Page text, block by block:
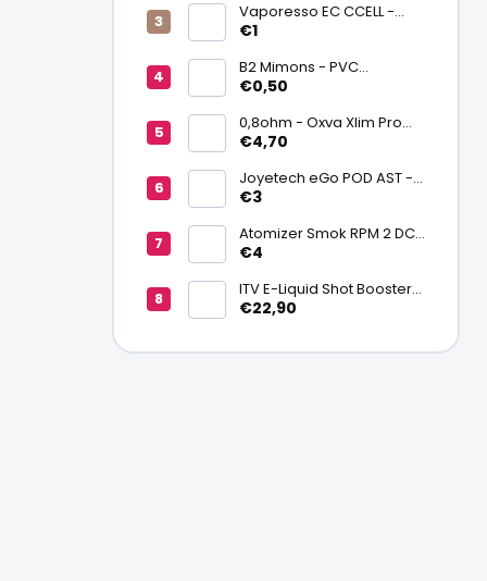
Vaporesso EC CCELL -
Keramický atomizér
€1
B2 Mimons - PVC
zmršťovacia fólia na
€0,50
0,8ohm - Oxva Xlim Pro
cartridge V3 Top Fill 2ml
€4,70
Joyetech eGo POD AST -
náhradná pod cartridge
€3
Atomizer Smok RPM 2 DC
0,6ohm MTL
€4
ITV E-Liquid Shot Booster
NICSALT 50PG/50VG 20
€22,90